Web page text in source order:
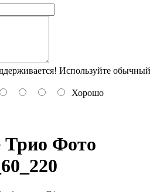
Используйте обычный
Хорошо
Фото